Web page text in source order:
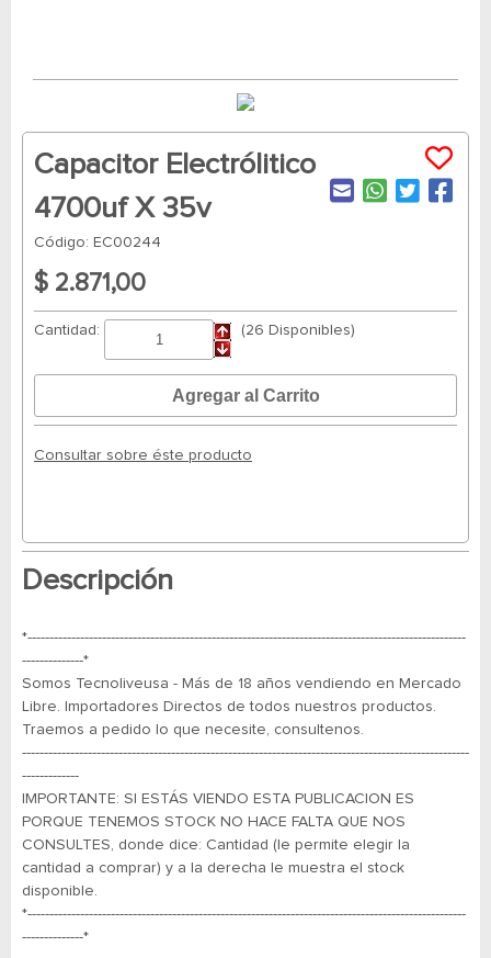
Capacitor Electrólitico
4700uf X 35v
Código: EC00244
$ 2.871,00
Cantidad: (26 Disponibles)
Consultar sobre éste producto
Descripción
*----------------------------------------------------------------------------------------------------
--------------*
Somos Tecnoliveusa - Más de 18 años vendiendo en Mercado
Libre. Importadores Directos de todos nuestros productos.
Traemos a pedido lo que necesite, consultenos.
------------------------------------------------------------------------------------------------------
-------------
IMPORTANTE: SI ESTÁS VIENDO ESTA PUBLICACION ES
PORQUE TENEMOS STOCK NO HACE FALTA QUE NOS
CONSULTES, donde dice: Cantidad (le permite elegir la
cantidad a comprar) y a la derecha le muestra el stock
disponible.
*----------------------------------------------------------------------------------------------------
--------------*